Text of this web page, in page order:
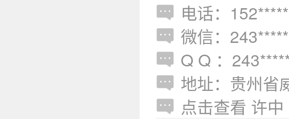
电话：
微信：
Q Q ：
地址：贵州省
点击查看 许